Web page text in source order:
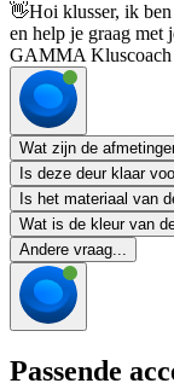
👋Hoi klusser, ik
en help je graag met
GAMMA
Wat zijn de
Is deze deur klaar
Is het materiaal van
Wat is de kleur van
Andere vraag...
Passende